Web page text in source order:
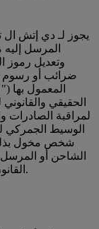
يجوز لـ دي إتش ال
وتعديل رموز
ضرائب أو رسوم
الحقيقي
الوسيط الجمركي
شخص مخول
الشاحن أو
القانون المعمول به لتمكين دي إتش التخليص الشحنة.